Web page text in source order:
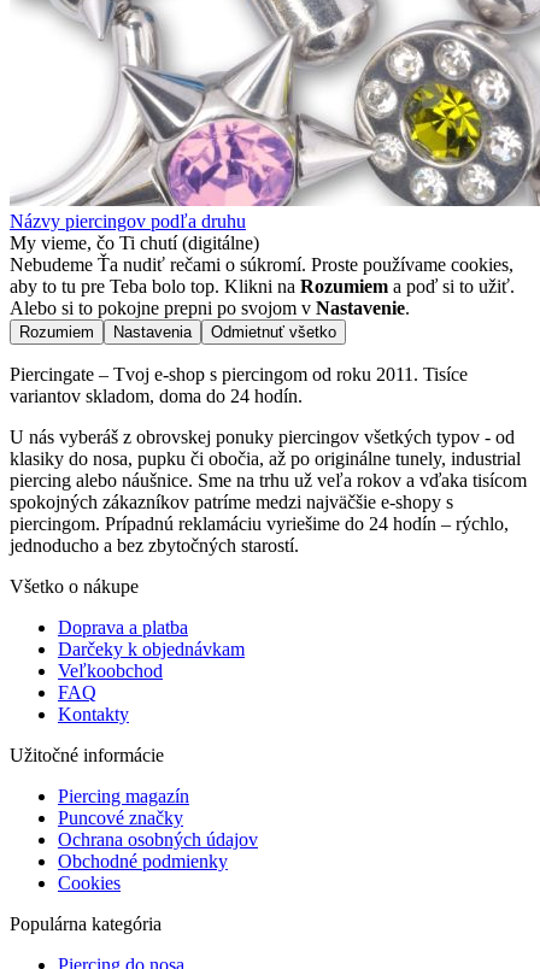
Názvy piercingov podľa druhu
My vieme, čo Ti chutí (digitálne)
Nebudeme Ťa nudiť rečami o súkromí. Proste používame cookies,
aby to tu pre Teba bolo top. Klikni na Rozumiem a poď si to užiť.
Alebo si to pokojne prepni po svojom v Nastavenie.
Rozumiem Nastavenia Odmietnuť všetko
Piercingate – Tvoj e-shop s piercingom od roku 2011. Tisíce
variantov skladom, doma do 24 hodín.
U nás vyberáš z obrovskej ponuky piercingov všetkých typov - od
klasiky do nosa, pupku či obočia, až po originálne tunely, industrial
piercing alebo náušnice. Sme na trhu už veľa rokov a vďaka tisícom
spokojných zákazníkov patríme medzi najväčšie e-shopy s
piercingom. Prípadnú reklamáciu vyriešime do 24 hodín – rýchlo,
jednoducho a bez zbytočných starostí.
Všetko o nákupe
Doprava a platba
Darčeky k objednávkam
Veľkoobchod
FAQ
Kontakty
Užitočné informácie
Piercing magazín
Puncové značky
Ochrana osobných údajov
Obchodné podmienky
Cookies
Populárna kategória
Piercing do nosa